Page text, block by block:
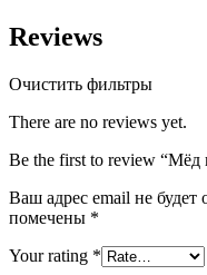
Reviews
Очистить фильтры
There are no reviews yet.
Be the first to review “Мёд
Ваш адрес email не будет
помечены *
Your rating *